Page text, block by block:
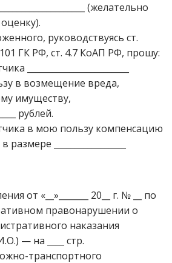
(желательно
руководствуясь ст.
ГК РФ, ст. 4.7 КоАП РФ, прошу:
________________________
в возмещение вреда,
имуществу,
рублей.
в мою пользу компенсацию
_________________
от «__»_______ 20__ г. № __ по
правонарушении о
наказания
— на ____ стр.
транспортного